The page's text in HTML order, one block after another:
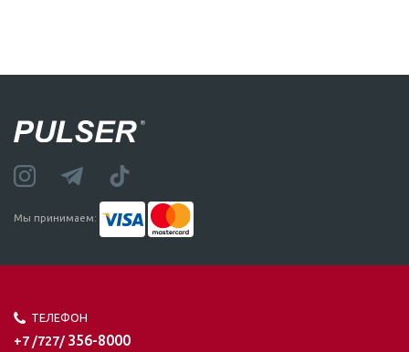
Мы принимаем:
ТЕЛЕФОН
+7 /727/ 356-8000